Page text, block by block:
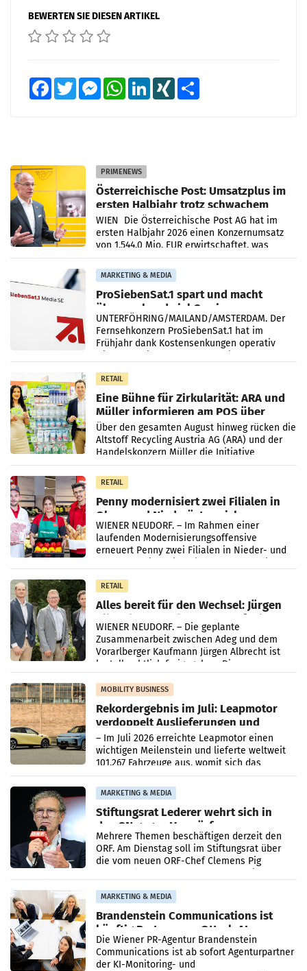
BEWERTEN SIE DIESEN ARTIKEL
FacebookTwitter MessengerWhatsAppLinkedInXING
PRIMENEWS
Österreichische Post: Umsatzplus im
ersten Halbjahr trotz schwachem
Briefgeschäft
WIEN Die Österreichische Post AG hat im
ersten Halbjahr 2026 einen Konzernumsatz
von 1.544,0 Mio. EUR erwirtschaftet, was
einem Plus von 3,8 Prozent gegenüber dem
Vergleichszeitraum
MARKETING & MEDIA
ProSiebenSat.1 spart und macht
überraschend viel Gewinn
UNTERFÖHRING/MAILAND/AMSTERDAM. Der
Fernsehkonzern ProSiebenSat.1 hat im
Frühjahr dank Kostensenkungen operativ
RETAIL
Eine Bühne für Zirkularität: ARA und
Müller informieren am POS über
Kreislauffähigkeit
Über den gesamten August hinweg rücken die
Altstoff Recycling Austria AG (ARA) und der
Handelskonzern Müller die Initiative
„Kreislauf-Helden“ in allen österreichischen
Müller-Filialen
RETAIL
Penny modernisiert zwei Filialen in
Ober- und Niederösterreich
WIENER NEUDORF. – Im Rahmen einer
laufenden Modernisierungsoffensive
erneuert Penny zwei Filialen in Nieder- und
RETAIL
Alles bereit für den Wechsel: Jürgen
Albrecht setzt ab 1.1.2027 auf Adeg
WIENER NEUDORF. – Die geplante
Zusammenarbeit zwischen Adeg und dem
Vorarlberger Kaufmann Jürgen Albrecht ist
kartellrechtlich freigegeben: Die
Bundeswettbewerbsbehörde und der
Bundeskartellanwalt
MOBILITY BUSINESS
Rekordergebnis im Juli: Leapmotor
verdoppelt Auslieferungen und
überschreitet die 100.000er-Marke
– Im Juli 2026 erreichte Leapmotor einen
wichtigen Meilenstein und lieferte weltweit
101.267 Fahrzeuge aus, womit sich das
Ergebnis gegenüber Juli 2025 mehr als
verdoppelte (+102
MARKETING & MEDIA
Stiftungsrat Lederer wehrt sich in
den SN gegen Vorwürfe
Mehrere Themen beschäftigen derzeit den
ORF. Am Dienstag soll im Stiftungsrat über
die vom neuen ORF-Chef Clemens Pig
MARKETING & MEDIA
Brandenstein Communications ist
künftig Partner von OtterlyAI
Die Wiener PR-Agentur Brandenstein
Communications ist ab sofort Agenturpartner
der KI-Monitoring- und